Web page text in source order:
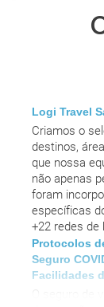
pendente de
quero reservar?
Se tenho os
dirigir?
A minha
Quais as
viagens?
Logi Travel
Criamos o
destinos,
que nossa
não apenas
foram
específicas
+22 redes de
Protocolos
Seguro
Facilidades